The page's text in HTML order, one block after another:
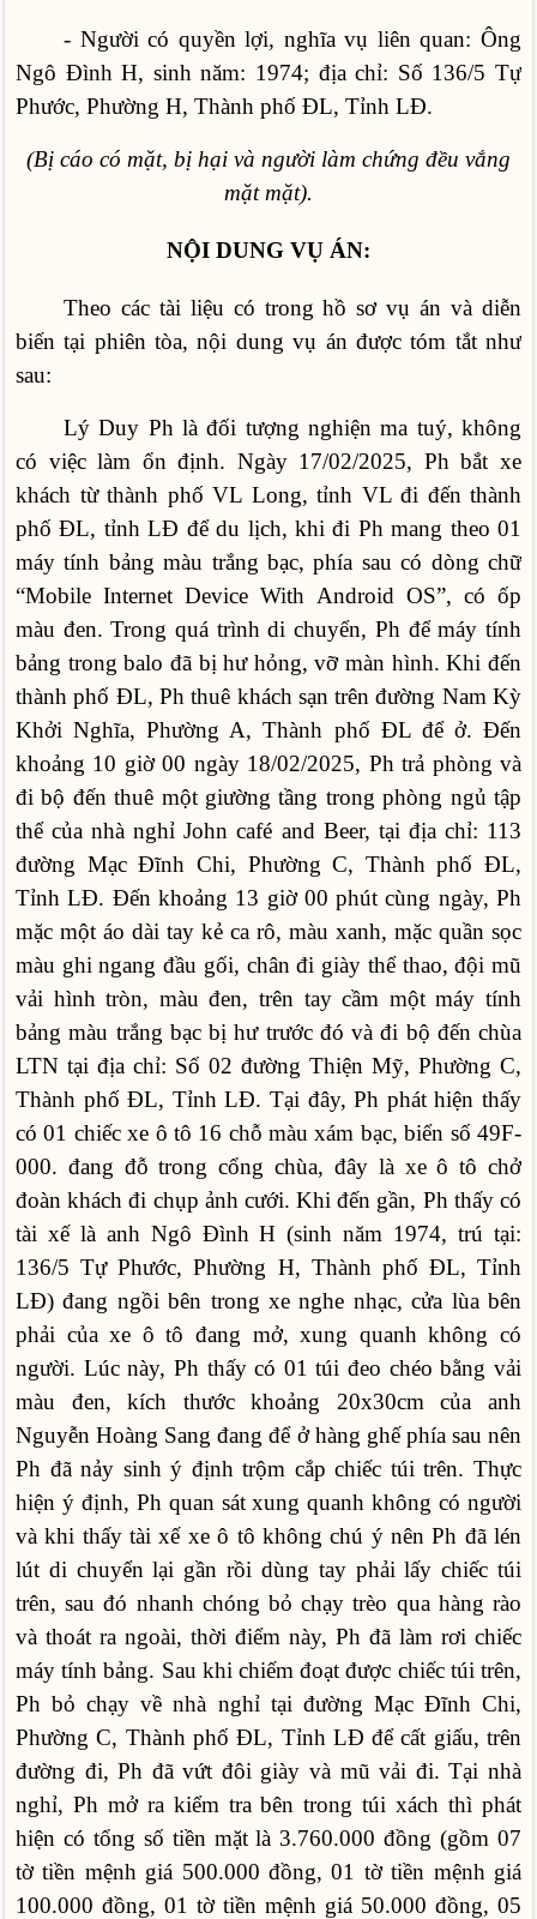
- Người có quyền lợi, nghĩa vụ liên quan: Ông
Ngô Đình H, sinh năm: 1974; địa chỉ: Số 136/5 Tự
Phước, Phường H, Thành phố ĐL, Tỉnh LĐ.
(Bị cáo có mặt, bị hại và người làm chứng đều vắng
mặt mặt).
NỘI DUNG VỤ ÁN:
Theo các tài liệu có trong hồ sơ vụ án và diễn
biến tại phiên tòa, nội dung vụ án được tóm tắt như
sau:
Lý Duy Ph là đối tượng nghiện ma tuý, không
có việc làm ổn định. Ngày 17/02/2025, Ph bắt xe
khách từ thành phố VL Long, tỉnh VL đi đến thành
phố ĐL, tỉnh LĐ để du lịch, khi đi Ph mang theo 01
máy tính bảng màu trắng bạc, phía sau có dòng chữ
“Mobile Internet Device With Android OS”, có ốp
màu đen. Trong quá trình di chuyển, Ph để máy tính
bảng trong balo đã bị hư hỏng, vỡ màn hình. Khi đến
thành phố ĐL, Ph thuê khách sạn trên đường Nam Kỳ
Khởi Nghĩa, Phường A, Thành phố ĐL để ở. Đến
khoảng 10 giờ 00 ngày 18/02/2025, Ph trả phòng và
đi bộ đến thuê một giường tầng trong phòng ngủ tập
thể của nhà nghỉ John café and Beer, tại địa chỉ: 113
đường Mạc Đĩnh Chi, Phường C, Thành phố ĐL,
Tỉnh LĐ. Đến khoảng 13 giờ 00 phút cùng ngày, Ph
mặc một áo dài tay kẻ ca rô, màu xanh, mặc quần sọc
màu ghi ngang đầu gối, chân đi giày thể thao, đội mũ
vải hình tròn, màu đen, trên tay cầm một máy tính
bảng màu trắng bạc bị hư trước đó và đi bộ đến chùa
LTN tại địa chỉ: Số 02 đường Thiện Mỹ, Phường C,
Thành phố ĐL, Tỉnh LĐ. Tại đây, Ph phát hiện thấy
có 01 chiếc xe ô tô 16 chỗ màu xám bạc, biển số 49F-
000. đang đỗ trong cổng chùa, đây là xe ô tô chở
đoàn khách đi chụp ảnh cưới. Khi đến gần, Ph thấy có
tài xế là anh Ngô Đình H (sinh năm 1974, trú tại:
136/5 Tự Phước, Phường H, Thành phố ĐL, Tỉnh
LĐ) đang ngồi bên trong xe nghe nhạc, cửa lùa bên
phải của xe ô tô đang mở, xung quanh không có
người. Lúc này, Ph thấy có 01 túi đeo chéo bằng vải
màu đen, kích thước khoảng 20x30cm của anh
Nguyễn Hoàng Sang đang để ở hàng ghế phía sau nên
Ph đã nảy sinh ý định trộm cắp chiếc túi trên. Thực
hiện ý định, Ph quan sát xung quanh không có người
và khi thấy tài xế xe ô tô không chú ý nên Ph đã lén
lút di chuyển lại gần rồi dùng tay phải lấy chiếc túi
trên, sau đó nhanh chóng bỏ chạy trèo qua hàng rào
và thoát ra ngoài, thời điểm này, Ph đã làm rơi chiếc
máy tính bảng. Sau khi chiếm đoạt được chiếc túi trên,
Ph bỏ chạy về nhà nghỉ tại đường Mạc Đĩnh Chi,
Phường C, Thành phố ĐL, Tỉnh LĐ để cất giấu, trên
đường đi, Ph đã vứt đôi giày và mũ vải đi. Tại nhà
nghỉ, Ph mở ra kiểm tra bên trong túi xách thì phát
hiện có tổng số tiền mặt là 3.760.000 đồng (gồm 07
tờ tiền mệnh giá 500.000 đồng, 01 tờ tiền mệnh giá
100.000 đồng, 01 tờ tiền mệnh giá 50.000 đồng, 05